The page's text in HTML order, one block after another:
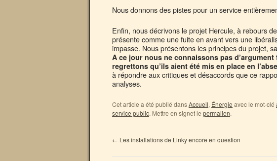
Nous donnons des pistes pour un service
Enfin, nous décrivons le projet Hercule, à rebours
présente comme une fuite en avant vers une
impasse. Nous présentons les principes du projet,
A ce jour nous ne connaissons pas
regrettons qu’ils aient été mis en place en
à répondre aux critiques et désaccords que ce
analyses.
Cet article a été publié dansAccueil, Énergie avec le mot-clé
service public. Mettre en signet le permalien.
← Les installations de Linky encore en question